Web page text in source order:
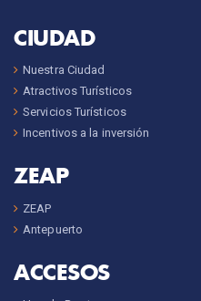
CIUDAD
Nuestra Ciudad
Atractivos Turísticos
Servicios Turísticos
Incentivos a la inversión
ZEAP
ZEAP
Antepuerto
ACCESOS